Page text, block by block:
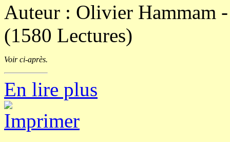
Auteur : Olivier Hammam
(1580 Lectures)
Voir ci-après.
En lire plus